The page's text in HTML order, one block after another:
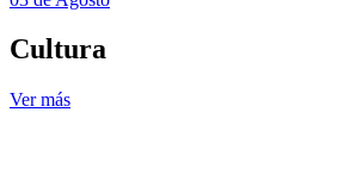
Cultura
Ver más